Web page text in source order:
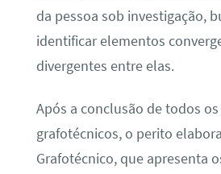
da pessoa sob investigação,
identificar elementos
divergentes entre elas.
Após a conclusão de todos os
grafotécnicos, o perito
Grafotécnico, que apresenta